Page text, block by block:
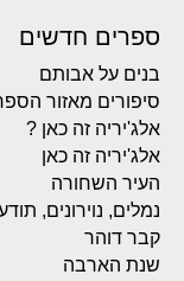
ספרים חדשים
בנים על אבותם
סיפורים מאזור
אלג'יריה זה כאן ?
אלג'יריה זה כאן
העיר השחורה
נמלים, נוירונים,
קבר דוהר
שנת הארבה